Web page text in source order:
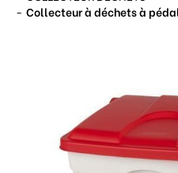
Collecteur à déchets à